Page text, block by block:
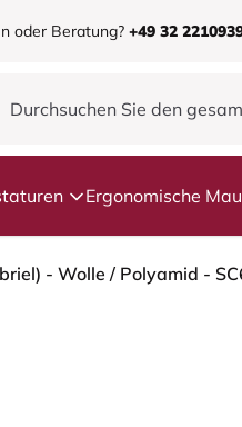
oder Beratung? +49 32
Ergonomische
- Wolle / Polyamid -